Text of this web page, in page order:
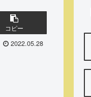
コピー
2022.05.28